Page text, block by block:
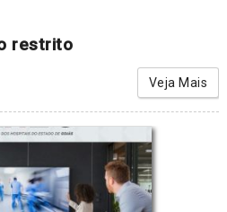
restrito
Veja Mais